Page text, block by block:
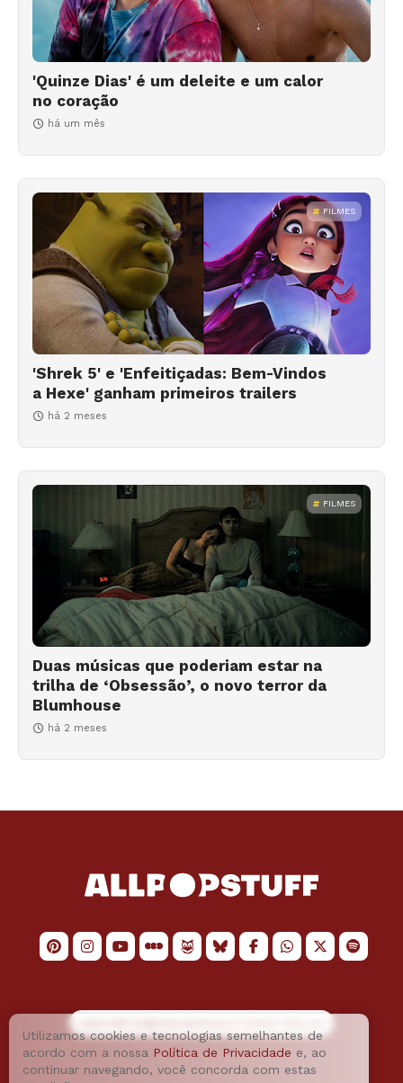
'Quinze Dias' é um deleite e um calor
no coração
há um mês
FILMES
'Shrek 5' e 'Enfeitiçadas: Bem-Vindos
a Hexe' ganham primeiros trailers
há 2 meses
FILMES
Duas músicas que poderiam estar na
trilha de ‘Obsessão’, o novo terror da
Blumhouse
há 2 meses
Utilizamos cookies e tecnologias semelhantes de
acordo com a nossa Política de Privacidade e, ao
continuar navegando, você concorda com estas